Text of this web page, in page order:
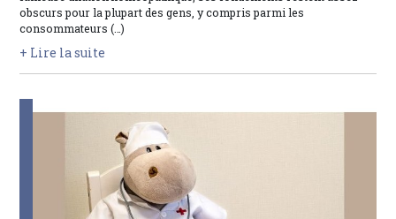
obscurs pour la plupart des gens, y compris parmi les
consommateurs (…)
+ Lire la suite